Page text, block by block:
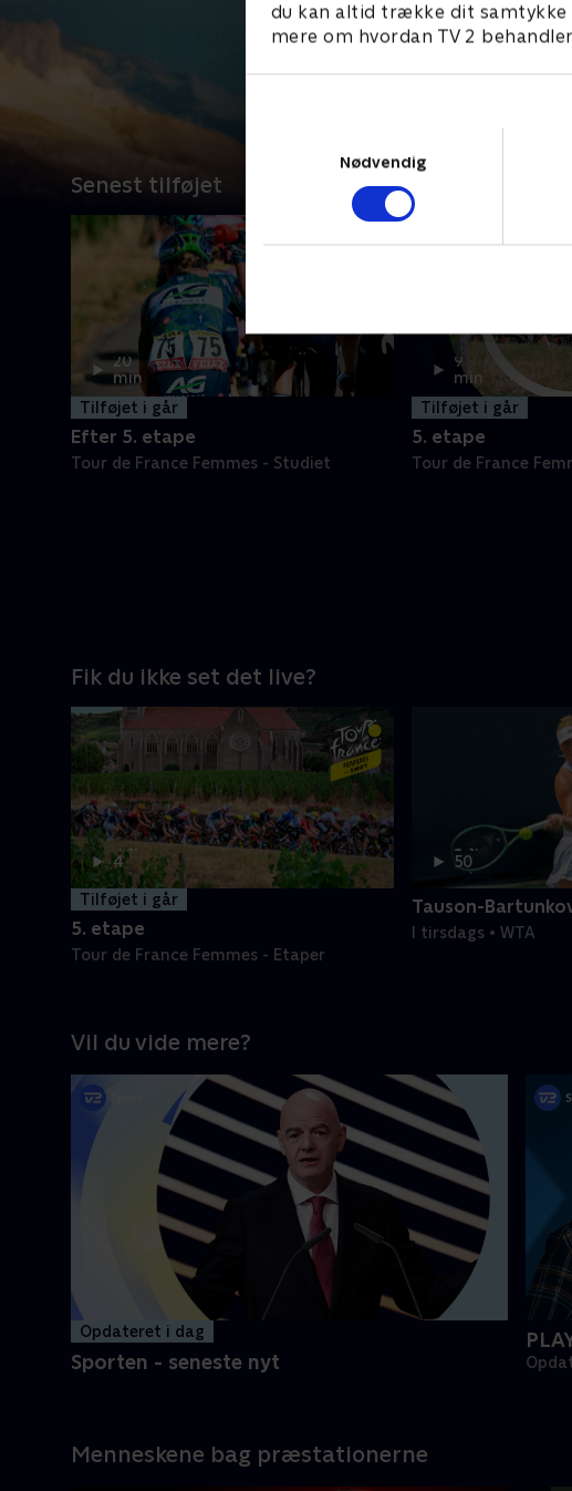
du kan altid trække dit samtykke
mere om hvordan TV 2
Nødvendig
Senest tilføjet
20
min
Tilføjet i går
Efter 5. etape
Tour de France Femmes - Studiet
9
min
Tilføjet i går
5. etape
Tour de France
Fik du ikke set det live?
4 t.
4
min
Tilføjet i går
5. etape
Tour de France Femmes - Etaper
1 t.
50
min
Tauson-
I tirsdags • WTA
Vil du vide mere?
Opdateret i dag
Sporten - seneste nyt
Menneskene bag præstationerne